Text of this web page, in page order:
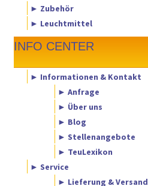
► Zubehör
► Leuchtmittel
INFO CENTER
► Informationen & Kontakt
► Anfrage
► Über uns
► Blog
► Stellenangebote
► TeuLexikon
► Service
► Lieferung & Versand